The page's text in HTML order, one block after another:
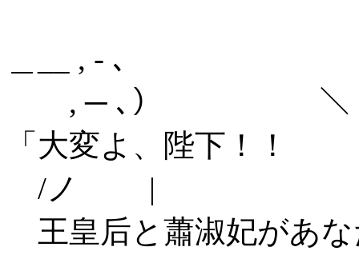
＿__ , - ､
, ─ ､） ＼ i
「大変よ、陛下！！
/ノ | |
王皇后と蕭淑妃があ